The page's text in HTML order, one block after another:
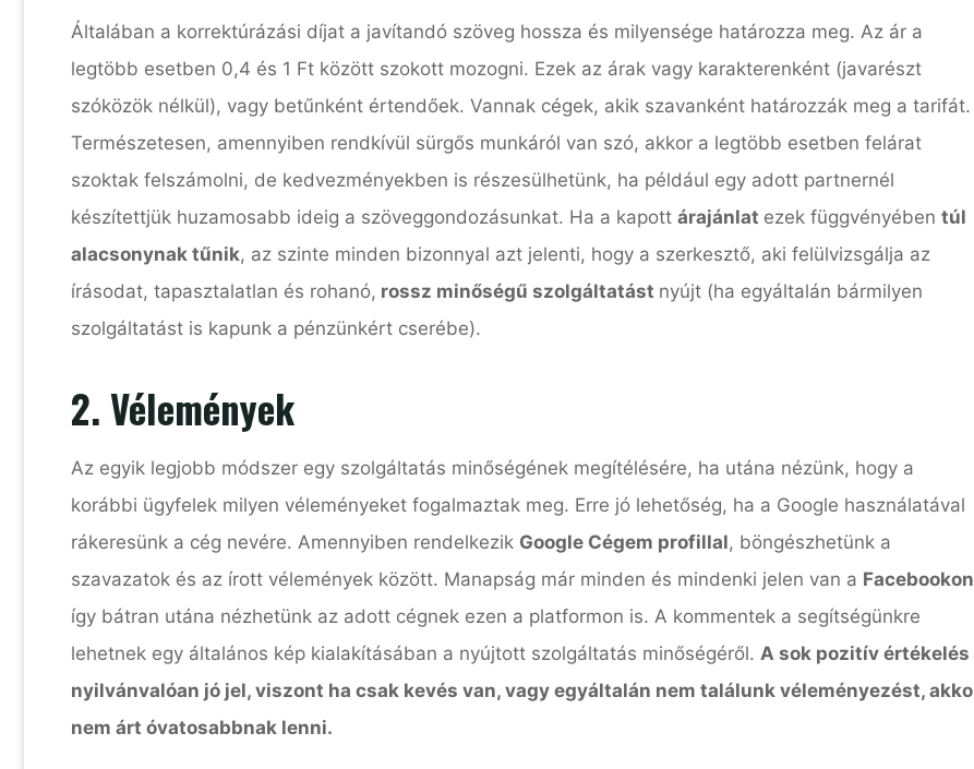
Általában a korrektúrázási díjat a javítandó szöveg hossza és milyensége határozza meg. Az ár a
legtöbb esetben 0,4 és 1 Ft között szokott mozogni. Ezek az árak vagy karakterenként (javarészt
szóközök nélkül), vagy betűnként értendőek. Vannak cégek, akik szavanként határozzák meg a tarifát.
Természetesen, amennyiben rendkívül sürgős munkáról van szó, akkor a legtöbb esetben felárat
szoktak felszámolni, de kedvezményekben is részesülhetünk, ha például egy adott partnernél
készítettjük huzamosabb ideig a szöveggondozásunkat. Ha a kapott árajánlat ezek függvényében túl
alacsonynak tűnik, az szinte minden bizonnyal azt jelenti, hogy a szerkesztő, aki felülvizsgálja az
írásodat, tapasztalatlan és rohanó, rossz minőségű szolgáltatást nyújt (ha egyáltalán bármilyen
szolgáltatást is kapunk a pénzünkért cserébe).
2. Vélemények
Az egyik legjobb módszer egy szolgáltatás minőségének megítélésére, ha utána nézünk, hogy a
korábbi ügyfelek milyen véleményeket fogalmaztak meg. Erre jó lehetőség, ha a Google használatával
rákeresünk a cég nevére. Amennyiben rendelkezik Google Cégem profillal, böngészhetünk a
szavazatok és az írott vélemények között. Manapság már minden és mindenki jelen van a Facebookon
így bátran utána nézhetünk az adott cégnek ezen a platformon is. A kommentek a segítségünkre
lehetnek egy általános kép kialakításában a nyújtott szolgáltatás minőségéről. A sok pozitív értékelés
nyilvánvalóan jó jel, viszont ha csak kevés van, vagy egyáltalán nem találunk véleményezést,
nem árt óvatosabbnak lenni.